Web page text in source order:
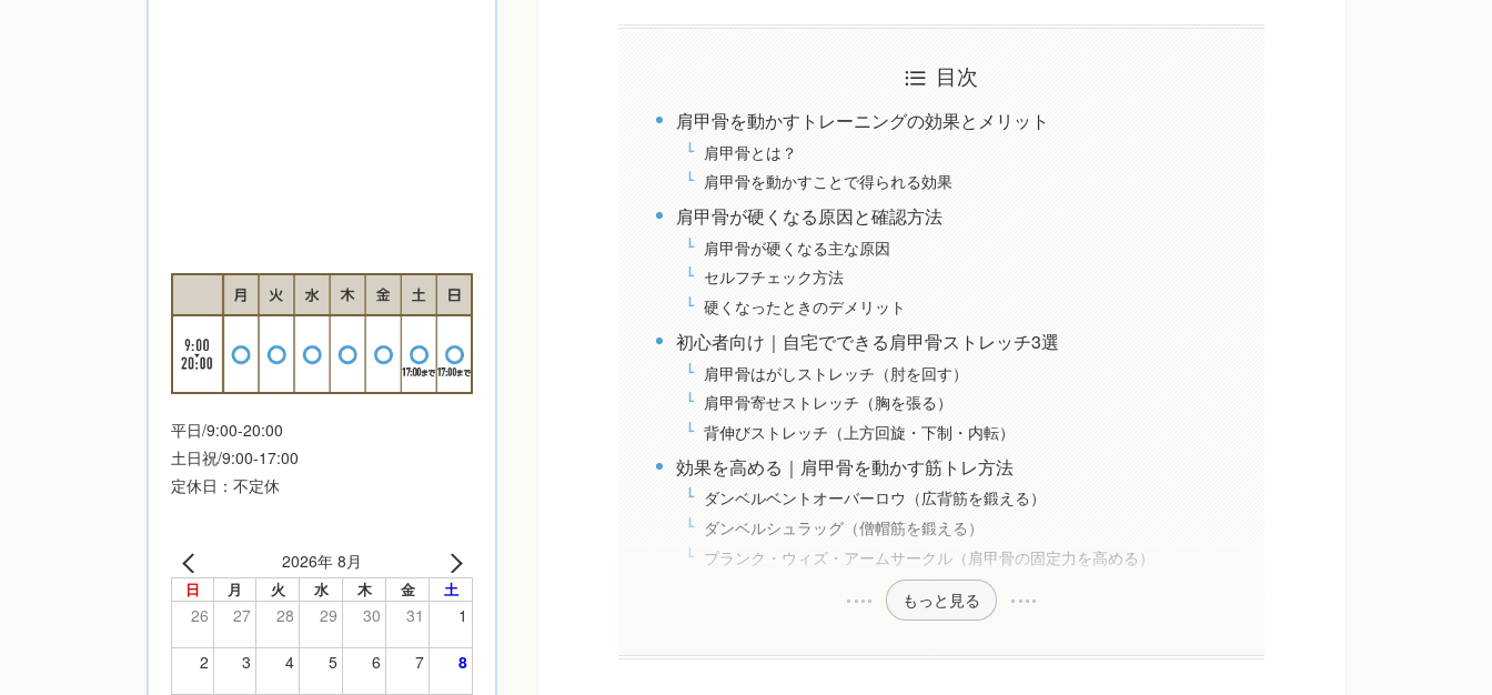
目次
肩甲骨を動かすトレーニングの効果とメリット
肩甲骨とは？
肩甲骨を動かすことで得られる効果
肩甲骨が硬くなる原因と確認方法
肩甲骨が硬くなる主な原因
セルフチェック方法
硬くなったときのデメリット
初心者向け｜自宅でできる肩甲骨ストレッチ3選
肩甲骨はがしストレッチ（肘を回す）
肩甲骨寄せストレッチ（胸を張る）
背伸びストレッチ（上方回旋・下制・内転）
効果を高める｜肩甲骨を動かす筋トレ方法
ダンベルベントオーバーロウ（広背筋を鍛える）
ダンベルシュラッグ（僧帽筋を鍛える）
プランク・ウィズ・アームサークル（肩甲骨の固定力を高める）
もっと見る
平日/9:00-20:00
土日祝/9:00-17:00
定休日：不定休
2026年 8月
日 月 火 水 木 金 土
26 27 28 29 30 31 1
2 3 4 5 6 7 8